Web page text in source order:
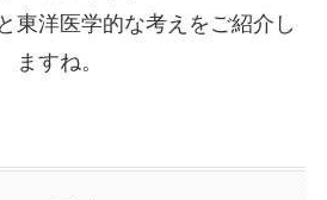
東洋医学的な考えをご紹介し
ますね。